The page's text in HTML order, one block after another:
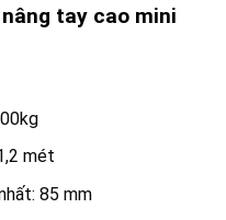
tay cao mini
mét
85 mm